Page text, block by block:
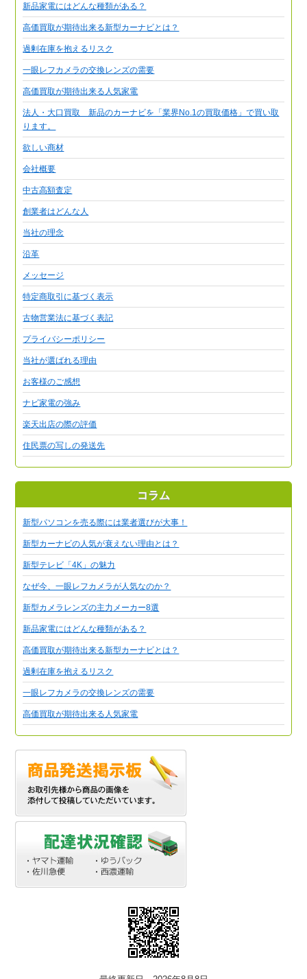
新品家電にはどんな種類がある？
高価買取が期待出来る新型カーナビとは？
過剰在庫を抱えるリスク
一眼レフカメラの交換レンズの需要
高価買取が期待出来る人気家電
法人・大口買取 新品のカーナビを「業界No.1の買取価格」で買い取
ります。
欲しい商材
会社概要
中古高額査定
創業者はどんな人
当社の理念
沿革
メッセージ
特定商取引に基づく表示
古物営業法に基づく表記
プライバシーポリシー
当社が選ばれる理由
お客様のご感想
ナビ家電の強み
楽天出店の際の評価
住民票の写しの発送先
コラム
新型パソコンを売る際には業者選びが大事！
新型カーナビの人気が衰えない理由とは？
新型テレビ「4K」の魅力
なぜ今、一眼レフカメラが人気なのか？
新型カメラレンズの主力メーカー8選
新品家電にはどんな種類がある？
高価買取が期待出来る新型カーナビとは？
過剰在庫を抱えるリスク
一眼レフカメラの交換レンズの需要
高価買取が期待出来る人気家電